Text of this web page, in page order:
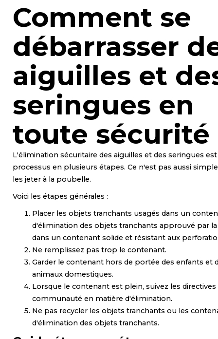
Comment se
débarrasser
aiguilles et
seringues en
toute sécurité
L'élimination sécuritaire des aiguilles et des seringues
processus en plusieurs étapes. Ce n'est pas aussi
les jeter à la poubelle.
Voici les étapes générales :
Placer les objets tranchants usagés dans un
d'élimination des objets tranchants approuvé par
dans un contenant solide et résistant aux
Ne remplissez pas trop le contenant.
Garder le contenant hors de portée des enfants et
animaux domestiques.
Lorsque le contenant est plein, suivez les
communauté en matière d'élimination.
Ne pas recycler les objets tranchants ou les
d'élimination des objets tranchants.